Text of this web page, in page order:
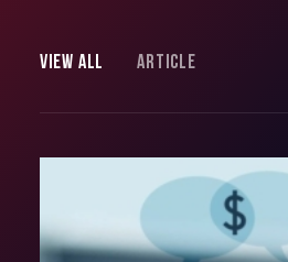
View all Article